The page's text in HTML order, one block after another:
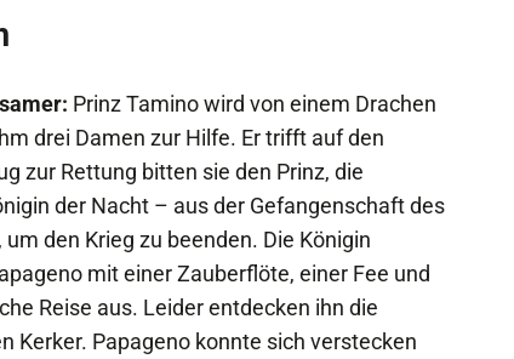
Prinz Tamino wird von einem Drachen
drei Damen zur Hilfe. Er trifft auf den
zur Rettung bitten sie den Prinz, die
der Nacht – aus der Gefangenschaft des
den Krieg zu beenden. Die Königin
mit einer Zauberflöte, einer Fee und
Reise aus. Leider entdecken ihn die
Kerker. Papageno konnte sich verstecken